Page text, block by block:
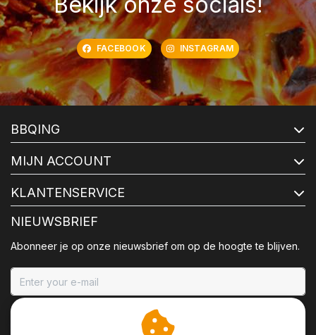
FACEBOOK INSTAGRAM
BBQING
MIJN ACCOUNT
KLANTENSERVICE
NIEUWSBRIEF
Abonneer je op onze nieuwsbrief om op de hoogte te blijven.